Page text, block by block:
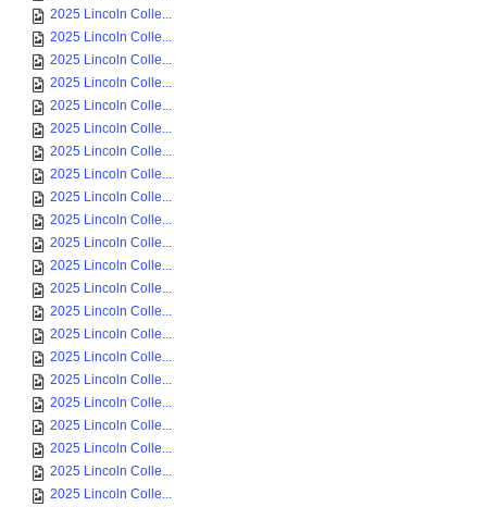
2025 Lincoln Colle...
2025 Lincoln Colle...
2025 Lincoln Colle...
2025 Lincoln Colle...
2025 Lincoln Colle...
2025 Lincoln Colle...
2025 Lincoln Colle...
2025 Lincoln Colle...
2025 Lincoln Colle...
2025 Lincoln Colle...
2025 Lincoln Colle...
2025 Lincoln Colle...
2025 Lincoln Colle...
2025 Lincoln Colle...
2025 Lincoln Colle...
2025 Lincoln Colle...
2025 Lincoln Colle...
2025 Lincoln Colle...
2025 Lincoln Colle...
2025 Lincoln Colle...
2025 Lincoln Colle...
2025 Lincoln Colle...